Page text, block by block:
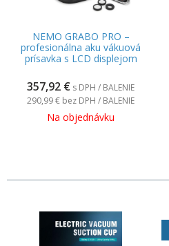
NEMO GRABO PRO –
profesionálna aku vákuová
prísavka s LCD displejom
357,92 € s DPH / BALENIE
290,99 € bez DPH / BALENIE
Na objednávku